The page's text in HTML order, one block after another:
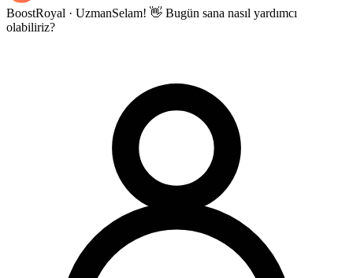
BoostRoyal · UzmanSelam! 👋 Bugün sana nasıl yardımcı
olabiliriz?